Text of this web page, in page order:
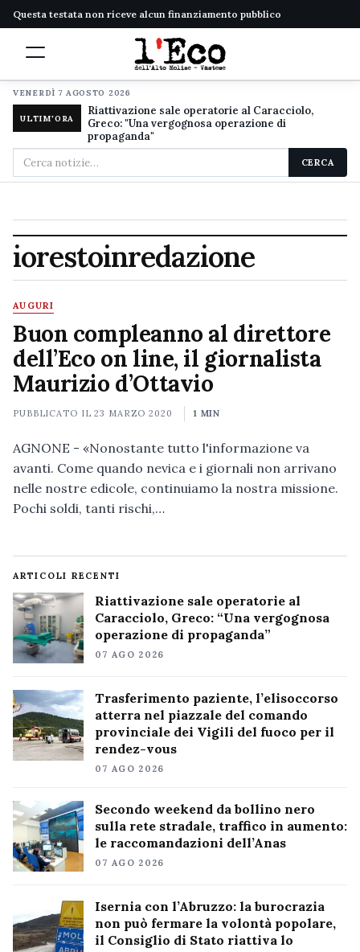
Questa testata non riceve alcun finanziamento pubblico
VENERDÌ 7 AGOSTO 2026
ULTIM'ORA
Riattivazione sale operatorie al Caracciolo,
Greco: "Una vergognosa operazione di
propaganda"
Cerca
nel
CERCA
iorestoinredazione
AUGURI
Buon compleanno al direttore
dell’Eco on line, il giornalista
Maurizio d’Ottavio
PUBBLICATO IL23 MARZO 2020 1 MIN
AGNONE - «Nonostante tutto l'informazione va
avanti. Come quando nevica e i giornali non arrivano
nelle nostre edicole, continuiamo la nostra missione.
Pochi soldi, tanti rischi,…
ARTICOLI RECENTI
Riattivazione sale operatorie al
Caracciolo, Greco: “Una vergognosa
operazione di propaganda”
07 AGO 2026
Trasferimento paziente, l’elisoccorso
atterra nel piazzale del comando
provinciale dei Vigili del fuoco per il
rendez-vous
07 AGO 2026
Secondo weekend da bollino nero
sulla rete stradale, traffico in aumento:
le raccomandazioni dell’Anas
07 AGO 2026
Isernia con l’Abruzzo: la burocrazia
non può fermare la volontà popolare,
il Consiglio di Stato riattiva lo